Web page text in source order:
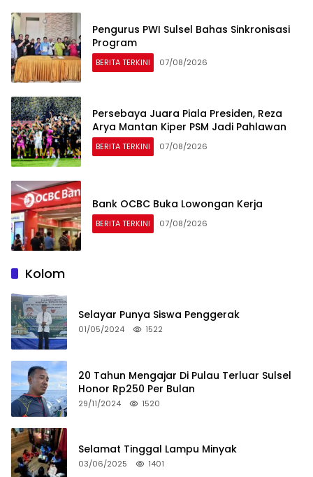
Pengurus PWI Sulsel Bahas Sinkronisasi
Program
BERITA TERKINI 07/08/2026
Persebaya Juara Piala Presiden, Reza
Arya Mantan Kiper PSM Jadi Pahlawan
BERITA TERKINI 07/08/2026
Bank OCBC Buka Lowongan Kerja
BERITA TERKINI 07/08/2026
Kolom
Selayar Punya Siswa Penggerak
01/05/2024 1522
20 Tahun Mengajar Di Pulau Terluar Sulsel
Honor Rp250 Per Bulan
29/11/2024 1520
Selamat Tinggal Lampu Minyak
03/06/2025 1401